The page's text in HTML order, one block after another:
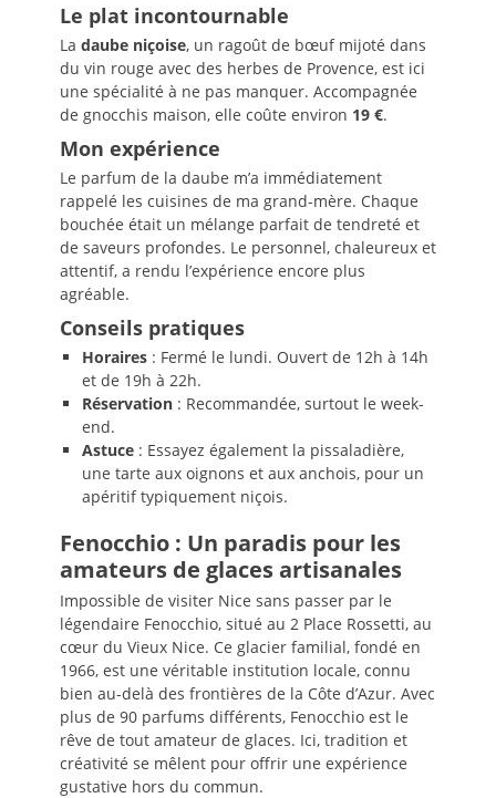
Le plat incontournable
La daube niçoise, un ragoût de bœuf mijoté dans
du vin rouge avec des herbes de Provence, est ici
une spécialité à ne pas manquer. Accompagnée
de gnocchis maison, elle coûte environ 19 €.
Mon expérience
Le parfum de la daube m’a immédiatement
rappelé les cuisines de ma grand-mère. Chaque
bouchée était un mélange parfait de tendreté et
de saveurs profondes. Le personnel, chaleureux et
attentif, a rendu l’expérience encore plus
agréable.
Conseils pratiques
Horaires : Fermé le lundi. Ouvert de 12h à 14h
et de 19h à 22h.
Réservation : Recommandée, surtout le week-
end.
Astuce : Essayez également la pissaladière,
une tarte aux oignons et aux anchois, pour un
apéritif typiquement niçois.
Fenocchio : Un paradis pour les
amateurs de glaces artisanales
Impossible de visiter Nice sans passer par le
légendaire Fenocchio, situé au 2 Place Rossetti, au
cœur du Vieux Nice. Ce glacier familial, fondé en
1966, est une véritable institution locale, connu
bien au-delà des frontières de la Côte d’Azur. Avec
plus de 90 parfums différents, Fenocchio est le
rêve de tout amateur de glaces. Ici, tradition et
créativité se mêlent pour offrir une expérience
gustative hors du commun.